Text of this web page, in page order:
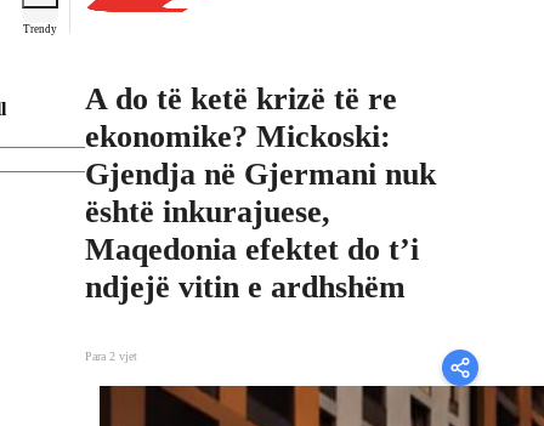
Trendy
A do të ketë krizë të re
ekonomike? Mickoski:
Gjendja në Gjermani nuk
është inkurajuese,
Maqedonia efektet do t’i
ndjejë vitin e ardhshëm
Para 2 vjet